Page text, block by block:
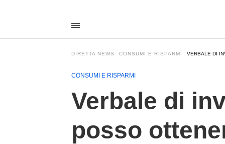
/2025/06/10/verbale-
DIRETTA NEWS CONSUMI E RISPARMI VERBALE DI
CONSUMI E RISPARMI
Verbale di
posso